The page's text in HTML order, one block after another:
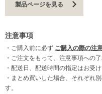
製品ページを見る
注意事項
・ご購入前に必ず ご購入の際の注
・ご注文をもって、注意事項への
・配送日、配送時間の指定はお受け
・まとめ買いした場合、それぞれ
す。